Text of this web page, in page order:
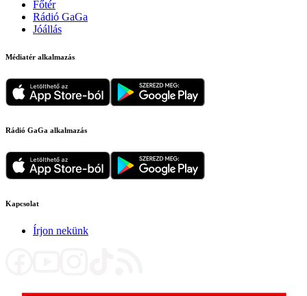
Főtér
Rádió GaGa
Jóállás
Médiatér alkalmazás
Rádió GaGa alkalmazás
Kapcsolat
Írjon nekünk